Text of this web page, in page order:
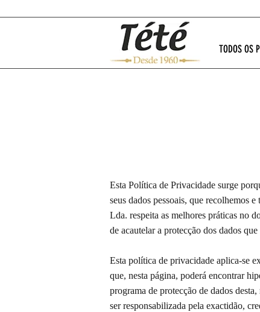
TODOS OS
Esta Política de Privacidade surge
seus dados pessoais, que recolhemos
Lda. respeita as melhores práticas no
de acautelar a protecção dos dados
Esta política de privacidade aplica-se
que, nesta página, poderá encontrar
programa de protecção de dados
ser responsabilizada pela exactidão,